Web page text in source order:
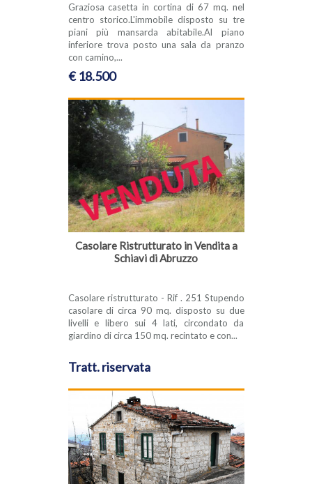
Graziosa casetta in cortina di 67 mq. nel
centro storico.L'immobile disposto su tre
piani più mansarda abitabile.Al piano
inferiore trova posto una sala da pranzo
con camino,...
€ 18.500
Casolare Ristrutturato in Vendita a
Schiavi di Abruzzo
Casolare ristrutturato - Rif . 251 Stupendo
casolare di circa 90 mq. disposto su due
livelli e libero sui 4 lati, circondato da
giardino di circa 150 mq. recintato e con...
Tratt. riservata